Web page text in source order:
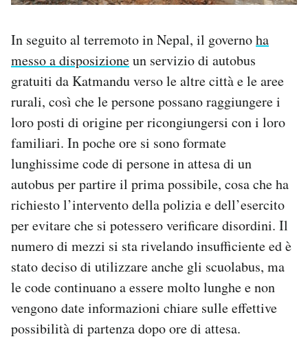
In seguito al terremoto in Nepal, il governoha
messo a disposizioneun servizio di autobus
gratuiti da Katmandu verso le altre città e le aree
rurali, così che le persone possano raggiungere i
loro posti di origine per ricongiungersi con i loro
familiari. In poche ore si sono formate
lunghissime code di persone in attesa di un
autobus per partire il prima possibile, cosa che ha
richiesto l’intervento della polizia e dell’esercito
per evitare che si potessero verificare disordini. Il
numero di mezzi si sta rivelando insufficiente ed è
stato deciso di utilizzare anche gli scuolabus, ma
le code continuano a essere molto lunghe e non
vengono date informazioni chiare sulle effettive
possibilità di partenza dopo ore di attesa.